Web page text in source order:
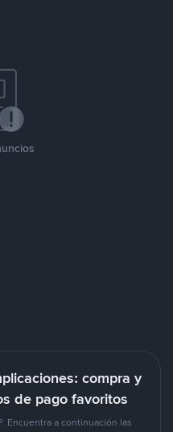
compra y
de pago favoritos
Encuentra a continuación las